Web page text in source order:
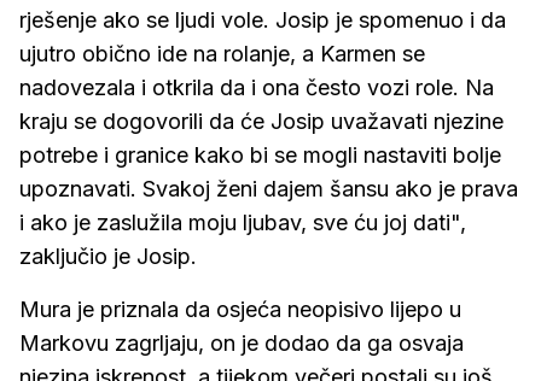
rješenje ako se ljudi vole. Josip je spomenuo i da
ujutro obično ide na rolanje, a Karmen se
nadovezala i otkrila da i ona često vozi role. Na
kraju se dogovorili da će Josip uvažavati njezine
potrebe i granice kako bi se mogli nastaviti bolje
upoznavati. Svakoj ženi dajem šansu ako je prava
i ako je zaslužila moju ljubav, sve ću joj dati",
zaključio je Josip.
Mura je priznala da osjeća neopisivo lijepo u
Markovu zagrljaju, on je dodao da ga osvaja